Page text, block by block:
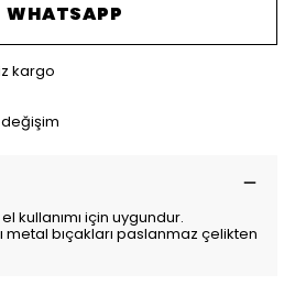
WHATSAPP
kargo
kullanımı için uygundur.
metal bıçakları paslanmaz çelikten